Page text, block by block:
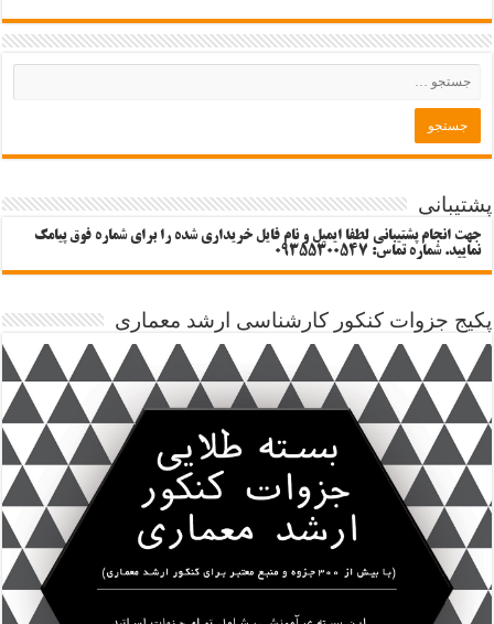
پشتیبانی
جهت انجام پشتیبانی لطفا ایمیل و نام فایل خریداری شده را برای شماره فوق پیامک
نمایید. شماره تماس: 09355300547
پکیج جزوات کنکور کارشناسی ارشد معماری